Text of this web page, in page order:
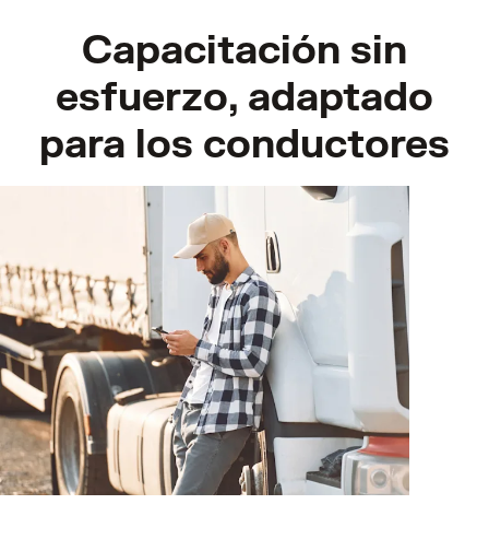
Capacitación sin
esfuerzo, adaptado
para los conductores